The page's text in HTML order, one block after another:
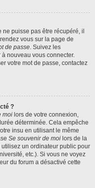
puisse pas être récupéré, il
vous sur la page de
de passe. Suivez les
nouveau vous connecter.
votre mot de passe, contactez
?
moi lors de votre connexion,
déterminée. Cela empêche
insu en utilisant le même
Se souvenir de moi lors de la
un ordinateur public pour
etc.). Si vous ne voyez
du forum a désactivé cette